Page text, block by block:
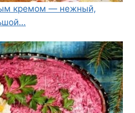
кремом — нежный,